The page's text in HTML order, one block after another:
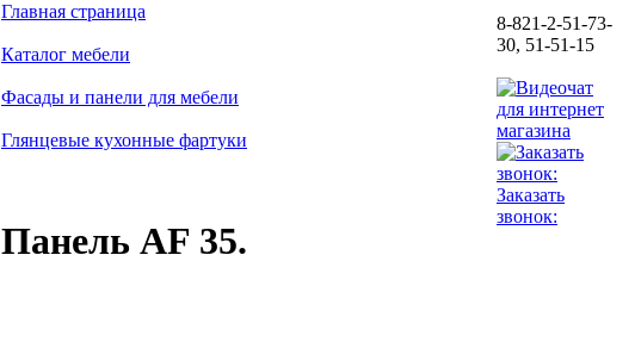
Главная страница
Каталог мебели
Фасады и панели для мебели
Глянцевые кухонные фартуки
Панель AF 35.
8-821-2-51-73-
30, 51-51-15
Заказать
звонок: